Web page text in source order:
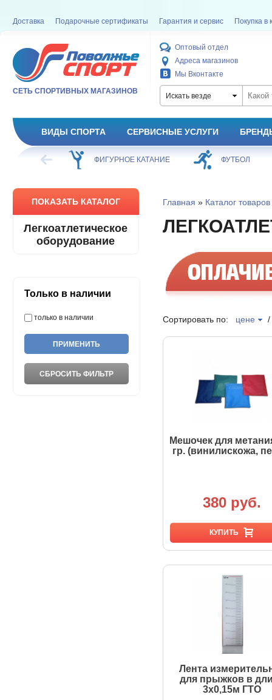
Доставка Подарочные сертификаты Гарантия и сервис Покупка в
СЕТЬ СПОРТИВНЫХ МАГАЗИНОВ
Оптовый отдел
Адреса магазинов
Мы Вконтакте
Искать везде
ВИДЫ СПОРТА СЕРВИСНЫЕ УСЛУГИ
ХОККЕЙ ФИГУРНОЕ КАТАНИЕ ФУТБОЛ
ПОКАЗАТЬ КАТАЛОГ
Легкоатлетическое
оборудование
Только в наличии
только в наличии
Главная » Каталог товаров
Сортировать по: цене
Мешочек для
гр. (винилискожа,
380 руб.
КУПИТЬ
Лента
для прыжков в
3х0,15м ГТО